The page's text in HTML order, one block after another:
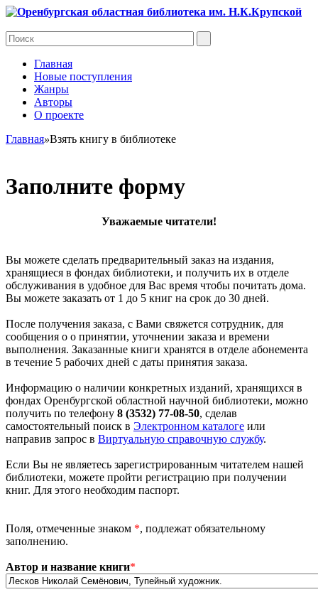
Главная
Новые поступления
Жанры
Авторы
О проекте
Главная»Взять книгу в библиотеке
Заполните форму
Уважаемые читатели!
Вы можете сделать предварительный заказ на издания,
хранящиеся в фондах библиотеки, и получить их в отделе
обслуживания в удобное для Вас время чтобы почитать дома.
Вы можете заказать от 1 до 5 книг на срок до 30 дней.
После получения заказа, с Вами свяжется сотрудник, для
сообщения о о принятии, уточнении заказа и времени
выполнения. Заказанные книги хранятся в отделе абонемента
в течение 5 рабочих дней с даты принятия заказа.
Информацию о наличии конкретных изданий, хранящихся в
фондах Оренбургской областной научной библиотеки, можно
получить по телефону 8 (3532) 77-08-50, сделав
самостоятельный поиск в Электронном каталоге или
направив запрос в Виртуальную справочную службу.
Если Вы не являетесь зарегистрированным читателем нашей
библиотеки, можете пройти регистрацию при получении
книг. Для этого необходим паспорт.
Поля, отмеченные знаком *, подлежат обязательному
заполнению.
Автор и название книги*